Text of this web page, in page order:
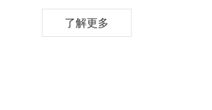
了解更多